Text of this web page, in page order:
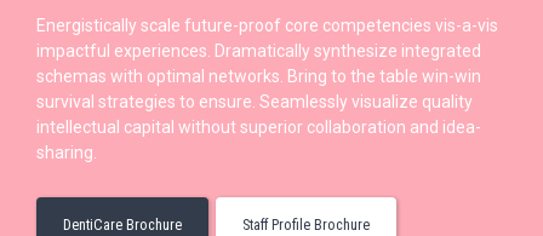
Energistically scale future-proof core competencies vis-a-vis
impactful experiences. Dramatically synthesize integrated
schemas with optimal networks. Bring to the table win-win
survival strategies to ensure. Seamlessly visualize quality
intellectual capital without superior collaboration and idea-
sharing.
DentiCare Brochure Staff Profile Brochure